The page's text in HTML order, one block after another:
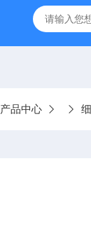
vero细
产品中心